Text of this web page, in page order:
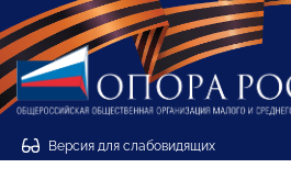
Версия для слабовидящих